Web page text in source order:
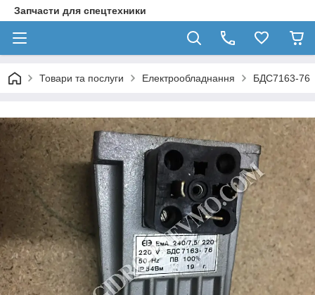
Запчасти для спецтехники
Товари та послуги Електрообладнання БДС7163-76